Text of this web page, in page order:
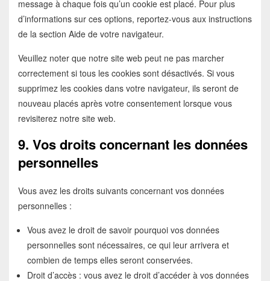
message à chaque fois qu’un cookie est placé. Pour plus
d’informations sur ces options, reportez-vous aux instructions
de la section Aide de votre navigateur.
Veuillez noter que notre site web peut ne pas marcher
correctement si tous les cookies sont désactivés. Si vous
supprimez les cookies dans votre navigateur, ils seront de
nouveau placés après votre consentement lorsque vous
revisiterez notre site web.
9. Vos droits concernant les données
personnelles
Vous avez les droits suivants concernant vos données
personnelles :
Vous avez le droit de savoir pourquoi vos données
personnelles sont nécessaires, ce qui leur arrivera et
combien de temps elles seront conservées.
Droit d’accès : vous avez le droit d’accéder à vos données